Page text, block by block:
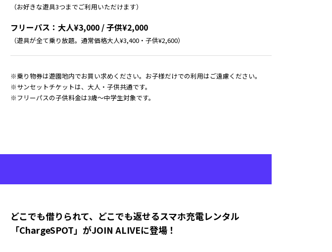
（お好きな遊具3つまでご利用いただけます）
フリーパス：大人¥3,000 / 子供¥2,000
（遊具が全て乗り放題。通常価格大人¥3,400・子供¥2,600）
※乗り物券は遊園地内でお買い求めください。お子様だけでの利用はご遠慮ください。
※サンセットチケットは、大人・子供共通です。
※フリーパスの子供料金は3歳〜中学生対象です。
どこでも借りられて、どこでも返せるスマホ充電レンタル
「ChargeSPOT」がJOIN ALIVEに登場！